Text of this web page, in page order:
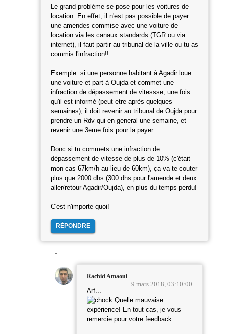
Le grand problème se pose pour les voitures de
location. En effet, il n'est pas possible de payer
une amendes commise avec une voiture de
location via les canaux standards (TGR ou via
internet), il faut partir au tribunal de la ville ou tu as
commis l'infraction!!
Exemple: si une personne habitant à Agadir loue
une voiture et part à Oujda et commet une
infraction de dépassement de vitessse, une fois
qu'il est informé (peut etre après quelques
semaines), il doit revenir au tribunal de Oujda pour
prendre un Rdv qui en general une semaine, et
revenir une 3eme fois pour la payer.
Donc si tu commets une infraction de
dépassement de vitesse de plus de 10% (c'était
mon cas 67km/h au lieu de 60km), ça va te couter
plus que 2000 dhs (300 dhs pour l'amende et deux
aller/retour Agadir/Oujda), en plus du temps perdu!
C'est n'importe quoi!
RÉPONDRE
Rachid Amaoui
9 mars 2018, 03:10:00
Arf...
Quelle mauvaise
expérience! En tout cas, je vous
remercie pour votre feedback.